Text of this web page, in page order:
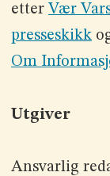
etter Vær
presseskikk
Om
Utgiver
Ansvarlig